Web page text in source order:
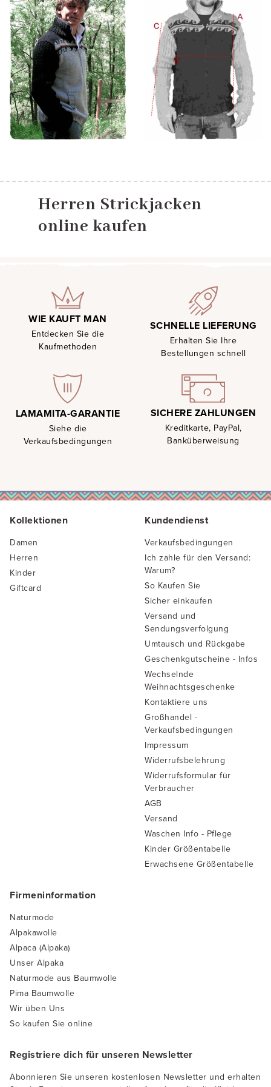
Herren Strickjacken
online kaufen
WIE KAUFT MAN
Entdecken Sie die
Kaufmethoden
SCHNELLE LIEFERUNG
Erhalten Sie Ihre
Bestellungen schnell
LAMAMITA-GARANTIE
Siehe die
Verkaufsbedingungen
SICHERE ZAHLUNGEN
Kreditkarte, PayPal,
Banküberweisung
Kollektionen
Damen
Herren
Kinder
Giftcard
Firmeninformation
Naturmode
Alpakawolle
Alpaca (Alpaka)
Unser Alpaka
Naturmode aus Baumwolle
Pima Baumwolle
Wir üben Uns
So kaufen Sie online
Kundendienst
Verkaufsbedingungen
Ich zahle für den Versand:
Warum?
So Kaufen Sie
Sicher einkaufen
Versand und
Sendungsverfolgung
Umtausch und Rückgabe
Geschenkgutscheine - Infos
Wechselnde
Weihnachtsgeschenke
Kontaktiere uns
Großhandel -
Verkaufsbedingungen
Impressum
Widerrufsbelehrung
Widerrufsformular für
Verbraucher
AGB
Versand
Waschen Info - Pflege
Kinder Größentabelle
Erwachsene Größentabelle
Registriere dich für unseren Newsletter
Abonnieren Sie unseren kostenlosen Newsletter und erhalten